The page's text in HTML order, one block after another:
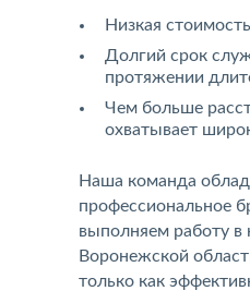
Низкая
Долгий срок
протяжении
Чем больше
охватывает
Наша команда
профессиональное
выполняем работу
Воронежской
только как